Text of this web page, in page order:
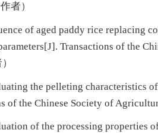
者）
of aged paddy rice replacing
Transactions of the
the pelleting characteristics
of the Chinese Society of
of the processing properties